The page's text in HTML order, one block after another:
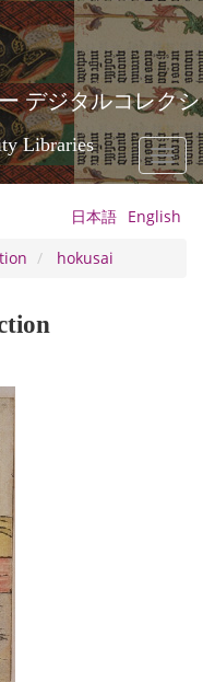
デジタルコレクシ
Libraries
Toggle
日本語 English
hokusai